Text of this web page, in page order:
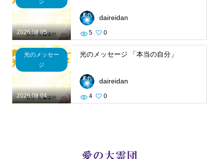
2026.08.05
ジ
daireidan
5 0
2026.08.04
光のメッセー
ジ
光のメッセージ 「本当の自分」
daireidan
4 0